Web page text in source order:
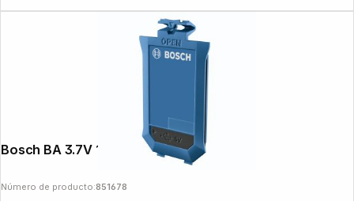
Bosch BA 3.7V 1.0Ah
Número de producto:851678